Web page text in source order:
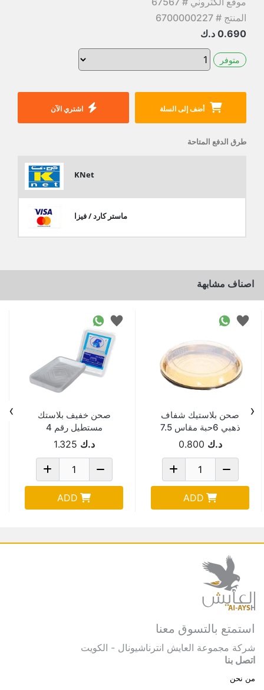
المنتج # 6700000227
0.690 د.ك
متوفر
أضف إلى السلة اشتري الآن
طرق الدفع المتاحة
KNet
ماستر كارد / فيزا
اصناف مشابهة
صحن بلاستيك شفاف
ذهبي 6حبة مقاس 7.5
Pld002-105
د.ك 0.800
ADD
صحن خفيف بلاستك
مستطيل رقم 4
د.ك 1.325
ADD
‹
›
استمتع بالتسوق معنا
شركة مجموعة العايش انترناشيونال - الكويت
اتصل بنا
من نحن